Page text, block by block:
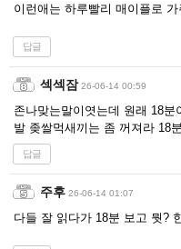
이런애는 하루빨리 매이플로
답글
섹섹잠 26-06-14 00:59
존나맞는말이엿는데 원래 18
발 좆쌀먹새끼는 좀 꺼져라 18
답글
주후 26-06-14 01:07
다들 잘 읽다가 18분 보고 뭣?